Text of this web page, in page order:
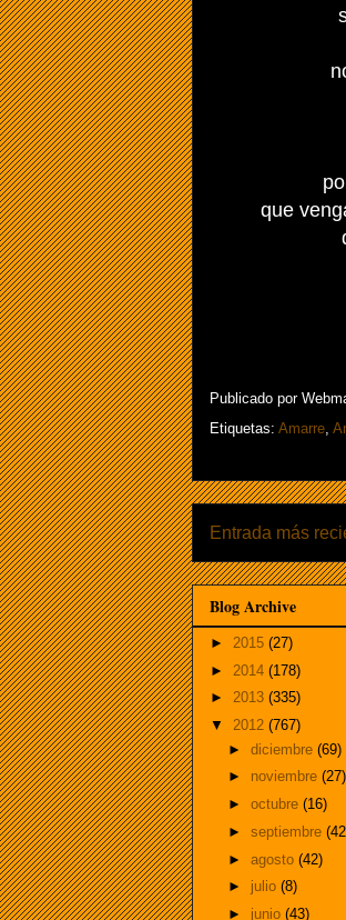
que
Publicado por
Etiquetas: Amarre,
Entrada más
Blog Archive
► 2015 (27)
► 2014 (178)
► 2013 (335)
▼ 2012 (767)
► diciembre (69)
► noviembre (27)
► octubre (16)
► septiembre
► agosto (42)
► julio (8)
► junio (43)